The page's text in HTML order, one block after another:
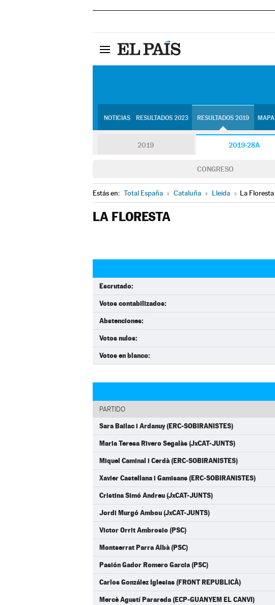
NOTICIAS RESULTADOS 2023 RESULTADOS 2019 MAPA
2019 2019-28A
CONGRESO
Estás en: Total España » Cataluña » Lleida » La Floresta
LA FLORESTA
Escrutado:
Votos contabilizados:
Abstenciones:
Votos nulos:
Votos en blanco:
PARTIDO
Sara Bailac i Ardanuy (ERC-SOBIRANISTES)
Maria Teresa Rivero Segalàs (JxCAT-JUNTS)
Miquel Caminal i Cerdà (ERC-SOBIRANISTES)
Xavier Castellana i Gamisans (ERC-SOBIRANISTES)
Cristina Simó Andreu (JxCAT-JUNTS)
Jordi Murgó Ambou (JxCAT-JUNTS)
Victor Orrit Ambrosio (PSC)
Montserrat Parra Albà (PSC)
Pasión Gador Romero Garcia (PSC)
Carlos González Iglesias (FRONT REPUBLICÀ)
Mercè Agustí Parareda (ECP-GUANYEM EL CANVI)